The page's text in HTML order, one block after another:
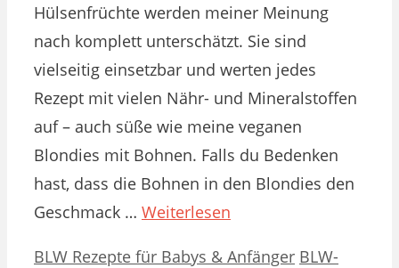
Hülsenfrüchte werden meiner Meinung
nach komplett unterschätzt. Sie sind
vielseitig einsetzbar und werten jedes
Rezept mit vielen Nähr- und Mineralstoffen
auf – auch süße wie meine veganen
Blondies mit Bohnen. Falls du Bedenken
hast, dass die Bohnen in den Blondies den
Geschmack … Weiterlesen
Kategorien
BLW Rezepte für Babys & Anfänger Schlagwörter
BLW-